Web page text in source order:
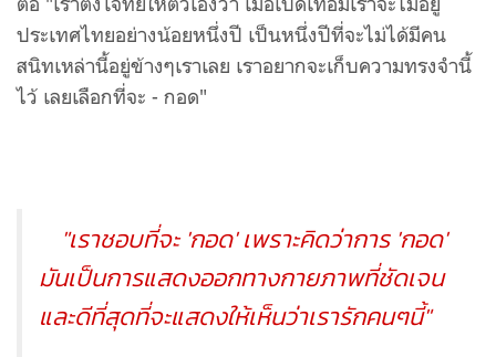
ประเทศไทยอย่างน้อยหนึ่งปี เป็นหนึ่งปีที่จะไม่ได้มีคน
สนิทเหล่านี้อยู่ข้างๆเราเลย เราอยากจะเก็บความทรงจำนี้
ไว้ เลยเลือกที่จะ - กอด"
"เราชอบที่จะ 'กอด' เพราะคิดว่าการ 'กอด'
มันเป็นการแสดงออกทางกายภาพที่ชัดเจน
และดีที่สุดที่จะแสดงให้เห็นว่าเรารักคนๆนี้"